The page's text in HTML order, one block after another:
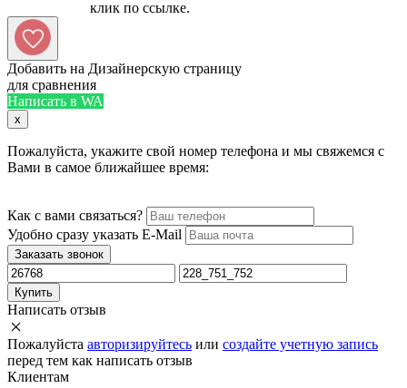
Добавить на Дизайнерскую страницу
для сравнения
Написать в WA
x
Пожалуйста, укажите свой номер телефона и мы свяжемся с
Вами в самое ближайшее время:
Как с вами связаться?
Удобно сразу указать E-Mail
Заказать звонок
Купить
Написать отзыв
Пожалуйста авторизируйтесь или создайте учетную запись
перед тем как написать отзыв
Клиентам